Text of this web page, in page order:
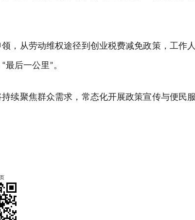
，从劳动维权途径到创业税费减免政策，工作人
“最后一公里”。
续聚焦群众需求，常态化开展政策宣传与便民